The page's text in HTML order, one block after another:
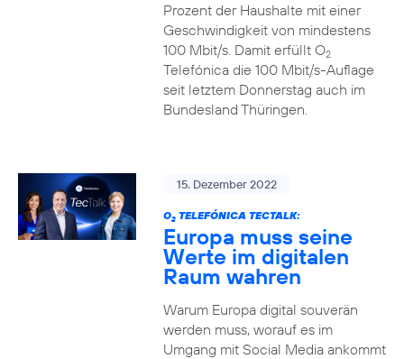
Prozent der Haushalte mit einer
Geschwindigkeit von mindestens
100 Mbit/s. Damit erfüllt O2
Telefónica die 100 Mbit/s-Auflage
seit letztem Donnerstag auch im
Bundesland Thüringen.
15. Dezember 2022
O2TELEFÓNICA TECTALK:
Europa muss seine
Werte im digitalen
Raum wahren
Warum Europa digital souverän
werden muss, worauf es im
Umgang mit Social Media ankommt